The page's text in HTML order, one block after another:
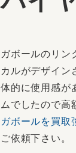
ガボールのリン
カルがデザイン
体的に使用感が
ムでしたので高
ガボールを買取
ご依頼下さい。